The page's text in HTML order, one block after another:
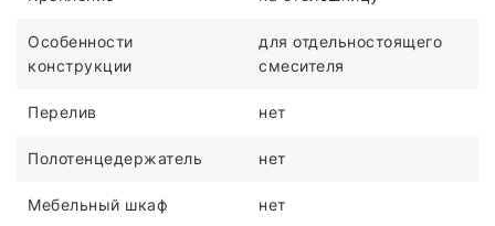
Особенности
конструкции
для отдельностоящего
смесителя
Перелив нет
Полотенцедержатель нет
Мебельный шкаф нет